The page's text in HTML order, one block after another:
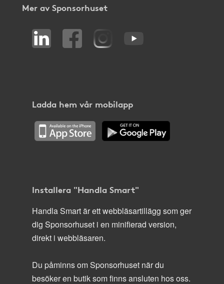
Mer av Sponsorhuset
Ladda hem vår mobilapp
Installera "Handla Smart"
Handla Smart är ett webbläsartillägg som ger
dig Sponsorhuset i en minifierad version,
direkt i webbläsaren.
Du påminns om Sponsorhuset när du
besöker en butik som finns ansluten hos oss.